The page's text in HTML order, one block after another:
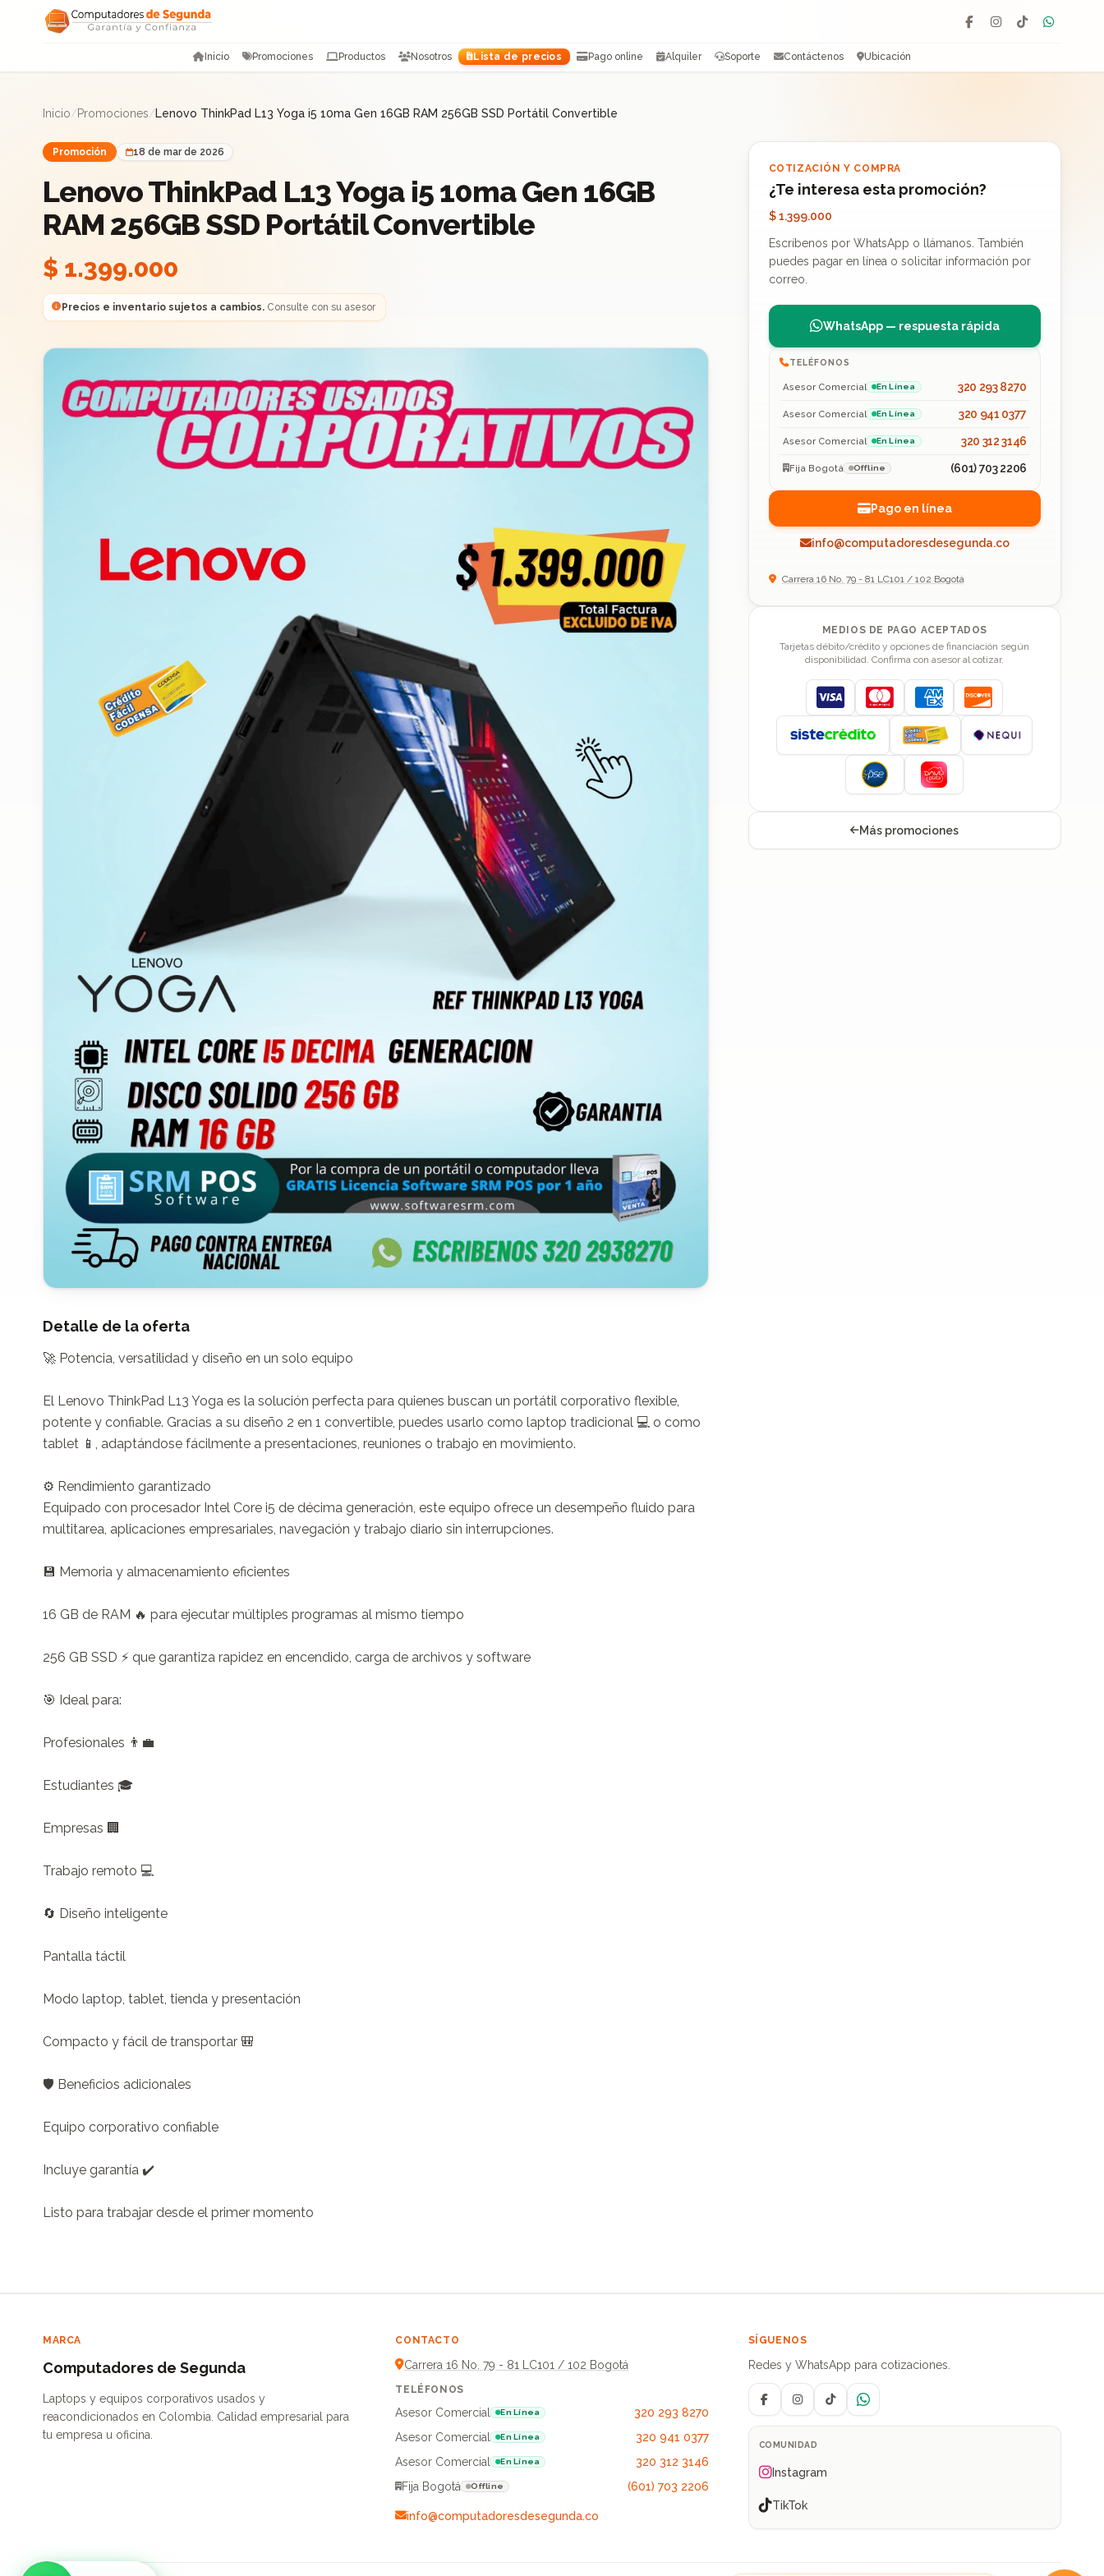
Saltar al contenido
Facebook
Instagram
TikTok
Inicio Promociones Productos Nosotros Lista de precios Pago online Alquiler Soporte Contáctenos Ubicación
Inicio/Promociones/Lenovo ThinkPad L13 Yoga i5 10ma Gen 16GB RAM 256GB SSD Portátil Convertible
Promoción 18 de mar de 2026
Lenovo ThinkPad L13 Yoga i5 10ma Gen 16GB
RAM 256GB SSD Portátil Convertible
$ 1.399.000
Precios e inventario sujetos a cambios.Consulte con su asesor
Detalle de la oferta
🚀 Potencia, versatilidad y diseño en un solo equipo
El Lenovo ThinkPad L13 Yoga es la solución perfecta para quienes buscan un portátil corporativo flexible,
potente y confiable. Gracias a su diseño 2 en 1 convertible, puedes usarlo como laptop tradicional 💻 o como
tablet 📱, adaptándose fácilmente a presentaciones, reuniones o trabajo en movimiento.
⚙️ Rendimiento garantizado
Equipado con procesador Intel Core i5 de décima generación, este equipo ofrece un desempeño fluido para
multitarea, aplicaciones empresariales, navegación y trabajo diario sin interrupciones.
💾 Memoria y almacenamiento eficientes
16 GB de RAM 🔥 para ejecutar múltiples programas al mismo tiempo
256 GB SSD ⚡ que garantiza rapidez en encendido, carga de archivos y software
🎯 Ideal para:
Profesionales 👨‍💼
Estudiantes 🎓
Empresas 🏢
Trabajo remoto 💻
🔄 Diseño inteligente
Pantalla táctil
Modo laptop, tablet, tienda y presentación
Compacto y fácil de transportar 🎒
🛡️ Beneficios adicionales
Equipo corporativo confiable
Incluye garantía ✔️
Listo para trabajar desde el primer momento
COTIZACIÓN Y COMPRA
¿Te interesa esta promoción?
$ 1.399.000
Escríbenos por WhatsApp o llámanos. También
puedes pagar en línea o solicitar información por
correo.
WhatsApp — respuesta rápida
TELÉFONOS
Asesor Comercial En Línea 320 293 8270
Asesor Comercial En Línea 320 941 0377
Asesor Comercial En Línea 320 312 3146
Fija Bogotá Offline (601) 703 2206
Pago en línea
info@computadoresdesegunda.co
Carrera 16 No. 79 - 81 LC101 / 102 Bogotá
MEDIOS DE PAGO ACEPTADOS
Tarjetas débito/crédito y opciones de financiación según
disponibilidad. Confirma con asesor al cotizar.
Visa MastercardAmerican Express
Discover
Más promociones
MARCA
Computadores de Segunda
Laptops y equipos corporativos usados y
reacondicionados en Colombia. Calidad empresarial para
tu empresa u oficina.
CONTACTO
Carrera 16 No. 79 - 81 LC101 / 102 Bogotá
TELÉFONOS
Asesor Comercial En Línea
320 293 8270
Asesor Comercial
En Línea
320 941 0377
Asesor Comercial
En Línea
320 312 3146
Fija Bogotá
Offline (601) 703 2206
info@computadoresdesegunda.co
SÍGUENOS
Redes y WhatsApp para cotizaciones.
FacebookInstagramTikTokWhatsApp
COMUNIDAD
Instagram
TikTok